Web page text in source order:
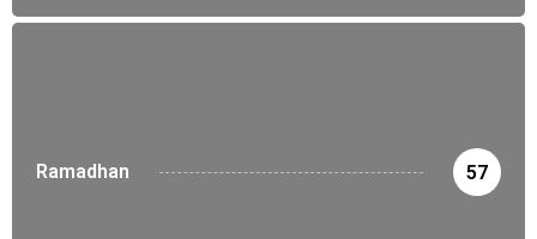
Ramadhan 57